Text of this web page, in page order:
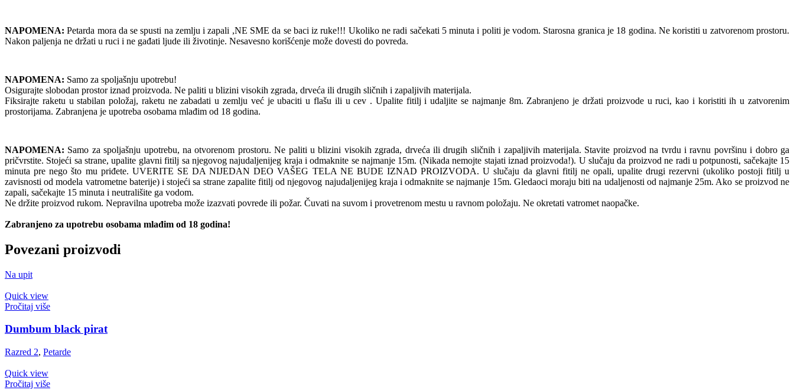
NAPOMENA: Petarda mora da se spusti na zemlju i zapali ,NE SME da se baci iz ruke!!! Ukoliko ne radi sačekati 5 minuta i politi je vodom. Starosna granica je 18 godina. Ne koristiti u zatvorenom prostoru.
Nakon paljenja ne držati u ruci i ne gađati ljude ili životinje. Nesavesno korišćenje može dovesti do povreda.
NAPOMENA: Samo za spoljašnju upotrebu!
Osigurajte slobodan prostor iznad proizvoda. Ne paliti u blizini visokih zgrada, drveća ili drugih sličnih i zapaljivih materijala.
Fiksirajte raketu u stabilan položaj, raketu ne zabadati u zemlju već je ubaciti u flašu ili u cev . Upalite fitilj i udaljite se najmanje 8m. Zabranjeno je držati proizvode u ruci, kao i koristiti ih u zatvorenim
prostorijama. Zabranjena je upotreba osobama mlađim od 18 godina.
NAPOMENA: Samo za spoljašnju upotrebu, na otvorenom prostoru. Ne paliti u blizini visokih zgrada, drveća ili drugih sličnih i zapaljivih materijala. Stavite proizvod na tvrdu i ravnu površinu i dobro ga
pričvrstite. Stojeći sa strane, upalite glavni fitilj sa njegovog najudaljenijeg kraja i odmaknite se najmanje 15m. (Nikada nemojte stajati iznad proizvoda!). U slučaju da proizvod ne radi u potpunosti, sačekajte 15
minuta pre nego što mu priđete. UVERITE SE DA NIJEDAN DEO VAŠEG TELA NE BUDE IZNAD PROIZVODA. U slučaju da glavni fitilj ne opali, upalite drugi rezervni (ukoliko postoji fitilj u
zavisnosti od modela vatrometne baterije) i stojeći sa strane zapalite fitilj od njegovog najudaljenijeg kraja i odmaknite se najmanje 15m. Gledaoci moraju biti na udaljenosti od najmanje 25m. Ako se proizvod ne
zapali, sačekajte 15 minuta i neutrališite ga vodom.
Ne držite proizvod rukom. Nepravilna upotreba može izazvati povrede ili požar. Čuvati na suvom i provetrenom mestu u ravnom položaju. Ne okretati vatromet naopačke.
Zabranjeno za upotrebu osobama mlađim od 18 godina!
Povezani proizvodi
Na upit
Quick view
Pročitaj više
Dumbum black pirat
Razred 2, Petarde
Quick view
Pročitaj više